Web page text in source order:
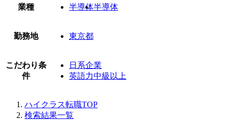
業種 半導体半導体
勤務地 東京都
こだわり条
件
日系企業
英語力中級以上
ハイクラス転職TOP
検索結果一覧